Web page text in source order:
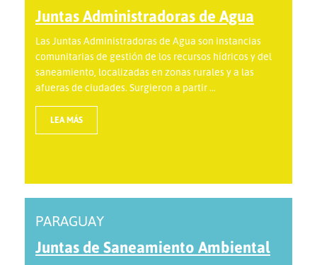
Juntas Administradoras de Agua
Las Juntas Administradoras de Agua son instancias
comunitarias de gestión de los recursos hídricos y del
saneamiento, localizadas en zonas rurales y a las
afueras de ciudades. Surgieron a partir ...
LEA MÁS
PARAGUAY
Juntas de Saneamiento Ambiental